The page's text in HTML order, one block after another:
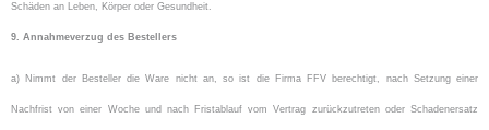
Schäden an Leben, Körper oder Gesundheit.
9. Annahmeverzug des Bestellers
a) Nimmt der Besteller die Ware nicht an, so ist die Firma FFV berechtigt, nach Setzung einer
Nachfrist von einer Woche und nach Fristablauf vom Vertrag zurückzutreten oder Schadenersatz